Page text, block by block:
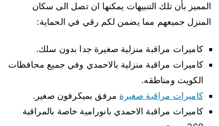
المميز بأن تلك التنبيهات يمكنها ان تصل الى سكان
المنزل جميعهم مما يضمن لكم رقي في الحماية:
كاميرات مراقبة منزلية صغيرة جدا بدون سلك.
كاميرات مراقبة منزلية بالاحمدي وفي جميع محافظات
الكويت ومناطقه.
كاميرات مراقبة صغيرة مرفق بميكرفون صغير.
كاميرات مراقبة الاحمدي بانورامية خاصة بالمراقبة